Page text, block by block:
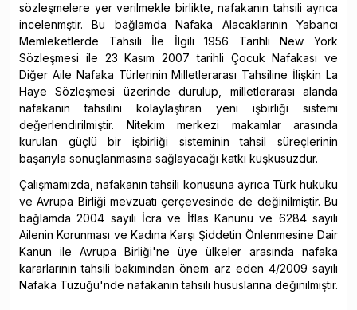
sözleşmelere yer verilmekle birlikte, nafakanın tahsili ayrıca
incelenmştir. Bu bağlamda Nafaka Alacaklarının Yabancı
Memleketlerde Tahsili İle İlgili 1956 Tarihli New York
Sözleşmesi ile 23 Kasım 2007 tarihli Çocuk Nafakası ve
Diğer Aile Nafaka Türlerinin Milletlerarası Tahsiline İlişkin La
Haye Sözleşmesi üzerinde durulup, milletlerarası alanda
nafakanın tahsilini kolaylaştıran yeni işbirliği sistemi
değerlendirilmiştir. Nitekim merkezi makamlar arasında
kurulan güçlü bir işbirliği sisteminin tahsil süreçlerinin
başarıyla sonuçlanmasına sağlayacağı katkı kuşkusuzdur.
Çalışmamızda, nafakanın tahsili konusuna ayrıca Türk hukuku
ve Avrupa Birliği mevzuatı çerçevesinde de değinilmiştir. Bu
bağlamda 2004 sayılı İcra ve İflas Kanunu ve 6284 sayılı
Ailenin Korunması ve Kadına Karşı Şiddetin Önlenmesine Dair
Kanun ile Avrupa Birliği'ne üye ülkeler arasında nafaka
kararlarının tahsili bakımından önem arz eden 4/2009 sayılı
Nafaka Tüzüğü'nde nafakanın tahsili hususlarına değinilmiştir.